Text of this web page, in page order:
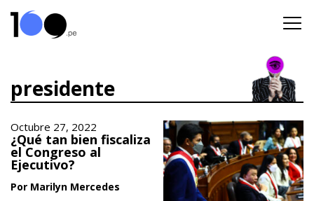
presidente
Octubre 27, 2022
¿Qué tan bien fiscaliza
el Congreso al
Ejecutivo?
Por Marilyn Mercedes